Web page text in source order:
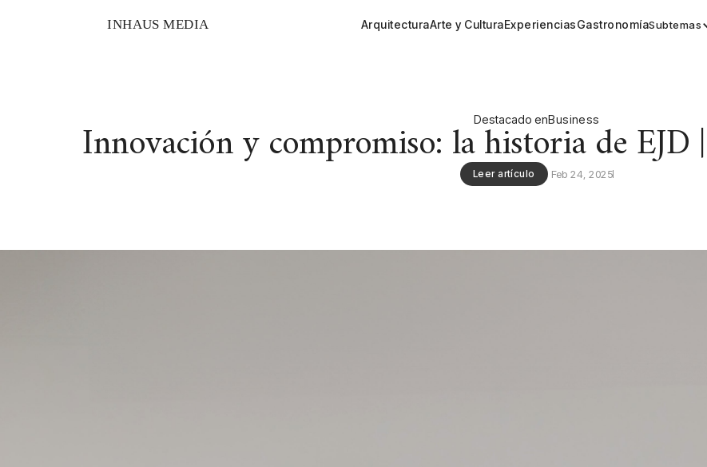
INHAUS MEDIA ArquitecturaArte y CulturaExperienciasGastronomíaSubtemas
Destacado enBusiness
Innovación y compromiso: la historia de EJD
Leer artículo Feb 24, 2025